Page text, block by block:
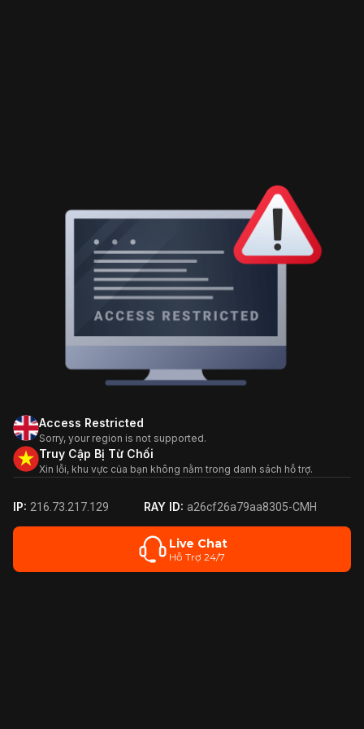
Access Restricted
Sorry, your region is not supported.
Truy Cập Bị Từ Chối
Xin lỗi, khu vực của bạn không nằm trong danh sách hỗ trợ.
IP: 216.73.217.129 RAY ID: a26cf26a79aa8305-CMH
Live Chat
Hỗ Trợ 24/7